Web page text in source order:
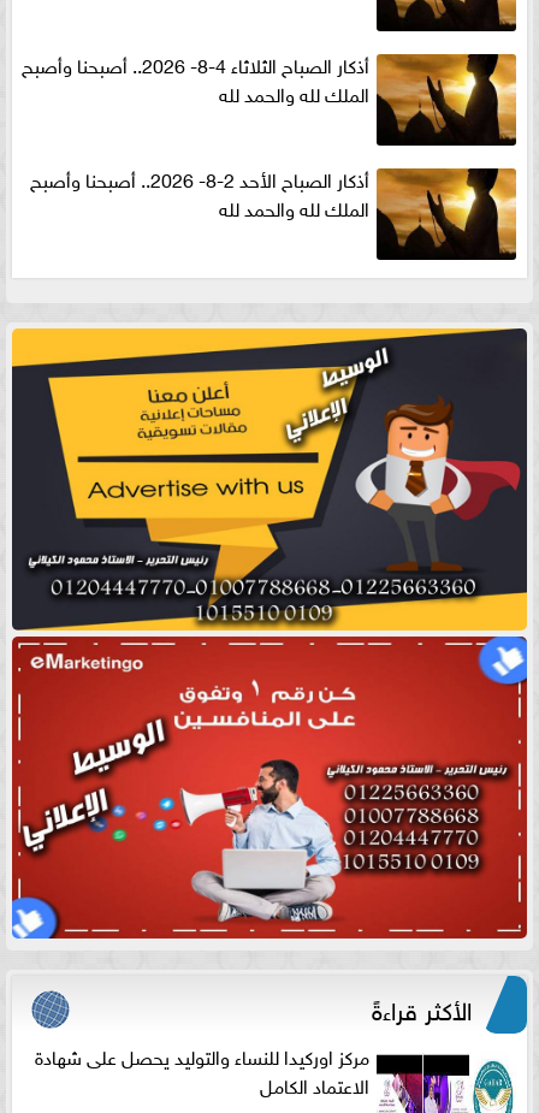
أذكار الصباح الثلاثاء 4-8- 2026.. أصبحنا وأصبح
الملك لله والحمد لله
أذكار الصباح الأحد 2-8- 2026.. أصبحنا وأصبح
الملك لله والحمد لله
الأكثر قراءةً
مركز اوركيدا للنساء والتوليد يحصل على شهادة
الاعتماد الكامل